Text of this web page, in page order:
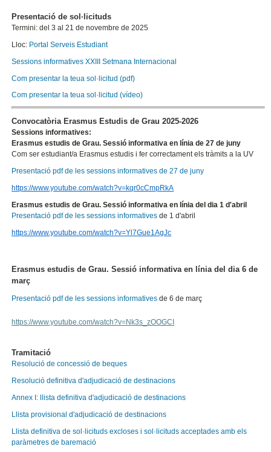
Presentació de sol·licituds
Termini: del 3 al 21 de novembre de 2025
Lloc: Portal Serveis Estudiant
Sessions informatives XXIII Setmana Internacional
Com presentar la teua sol·licitud (pdf)
Com presentar la teua sol·licitud (vídeo)
Convocatòria Erasmus Estudis de Grau 2025-2026
Sessions informatives:
Erasmus estudis de Grau. Sessió informativa en línia de 27 de juny
Com ser estudiant/a Erasmus estudis i fer correctament els tràmits a la UV
Presentació pdf de les sessions informatives de 27 de juny
https://www.youtube.com/watch?v=kqr0cCmpRkA
Erasmus estudis de Grau. Sessió informativa en línia del dia 1 d'abril
Presentació pdf de les sessions informatives de 1 d'abril
https://www.youtube.com/watch?v=Yl7Gue1AgJc
Erasmus estudis de Grau. Sessió informativa en línia del dia 6 de
març
Presentació pdf de les sessions informatives de 6 de març
https://www.youtube.com/watch?v=Nk3s_zOOGCI
Tramitació
Resolució de concessió de beques
Resolució definitiva d'adjudicació de destinacions
Annex I: llista definitiva d'adjudicació de destinacions
Llista provisional d'adjudicació de destinacions
Llista definitiva de sol·licituds excloses i sol·licituds acceptades amb els
paràmetres de baremació